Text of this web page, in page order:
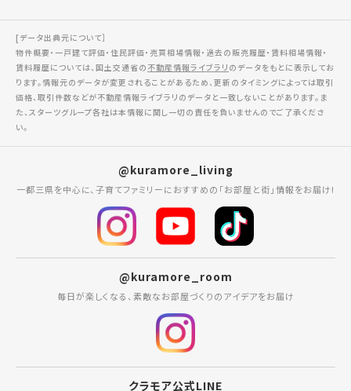
[データ出典元について］
物件概要・一戸建て評価・住民評価・売買相場情報・過去の販売履歴・賃料相場情報・
賃料履歴については、国土交通省の 不動産情報ライブラリ のデータをもとに表示してお
ります。情報元のデータが変更されることがあるため、更新のタイミングによっては取引
価格、取引件数などが不動産情報ライブラリのデータと一致しないことがあります。ま
た、スターツグループ各社は本情報に関し一切の責任を負いませんのでご了承くださ
い。
@kuramore_living
一都三県を中心に、子育てファミリーにおすすめの「お部屋と街」情報をお届け!
@kuramore_room
毎日が楽しくなる、素敵なお部屋づくりのアイデアをお届け
クラモア公式LINE